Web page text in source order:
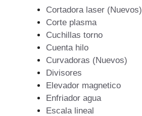
Cortadora laser (Nuevos)
Corte plasma
Cuchillas torno
Cuenta hilo
Curvadoras (Nuevos)
Divisores
Elevador magnetico
Enfriador agua
Escala lineal